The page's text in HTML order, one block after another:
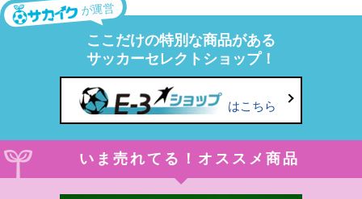
が運営
ここだけの特別な商品がある
サッカーセレクトショップ！
はこちら
いま売れてる！オススメ商品